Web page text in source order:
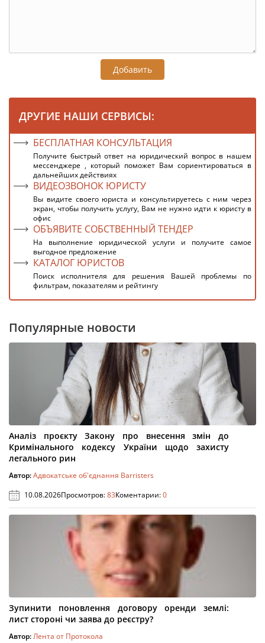
Добавить
ДРУГИЕ НАШИ СЕРВИСЫ:
БЕСПЛАТНАЯ КОНСУЛЬТАЦИЯ
Получите быстрый ответ на юридический вопрос в нашем
мессенджере , который поможет Вам сориентироваться в
дальнейших действиях
ВИДЕОЗВОНОК ЮРИСТУ
Вы видите своего юриста и консультируетесь с ним через
экран, чтобы получить услугу, Вам не нужно идти к юристу в
офис
ОБЪЯВИТЕ СОБСТВЕННЫЙ ТЕНДЕР
На выполнение юридической услуги и получите самое
выгодное предложение
КАТАЛОГ ЮРИСТОВ
Поиск исполнителя для решения Вашей проблемы по
фильтрам, показателям и рейтингу
Популярные новости
Аналіз проєкту Закону про внесення змін до
Кримінального кодексу України щодо захисту
легального рин
Автор:Адвокатське об'єднання Barristers
10.08.2026Просмотров:83Коментарии:0
Зупинити поновлення договору оренди землі:
лист стороні чи заява до реєстру?
Автор:Лента от Протокола